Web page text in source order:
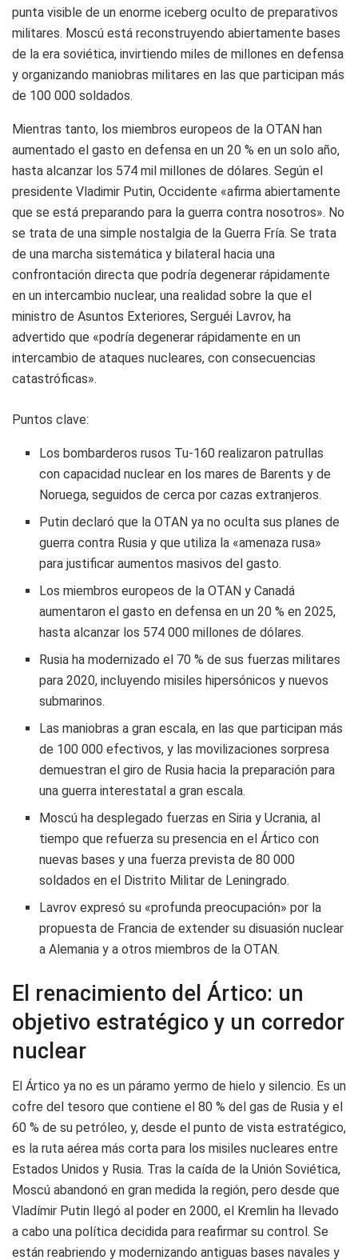
punta visible de un enorme iceberg oculto de preparativos
militares. Moscú está reconstruyendo abiertamente bases
de la era soviética, invirtiendo miles de millones en defensa
y organizando maniobras militares en las que participan más
de 100 000 soldados.
Mientras tanto, los miembros europeos de la OTAN han
aumentado el gasto en defensa en un 20 % en un solo año,
hasta alcanzar los 574 mil millones de dólares. Según el
presidente Vladimir Putin, Occidente «afirma abiertamente
que se está preparando para la guerra contra nosotros». No
se trata de una simple nostalgia de la Guerra Fría. Se trata
de una marcha sistemática y bilateral hacia una
confrontación directa que podría degenerar rápidamente
en un intercambio nuclear, una realidad sobre la que el
ministro de Asuntos Exteriores, Serguéi Lavrov, ha
advertido que «podría degenerar rápidamente en un
intercambio de ataques nucleares, con consecuencias
catastróficas».
Puntos clave:
Los bombarderos rusos Tu-160 realizaron patrullas
con capacidad nuclear en los mares de Barents y de
Noruega, seguidos de cerca por cazas extranjeros.
Putin declaró que la OTAN ya no oculta sus planes de
guerra contra Rusia y que utiliza la «amenaza rusa»
para justificar aumentos masivos del gasto.
Los miembros europeos de la OTAN y Canadá
aumentaron el gasto en defensa en un 20 % en 2025,
hasta alcanzar los 574 000 millones de dólares.
Rusia ha modernizado el 70 % de sus fuerzas militares
para 2020, incluyendo misiles hipersónicos y nuevos
submarinos.
Las maniobras a gran escala, en las que participan más
de 100 000 efectivos, y las movilizaciones sorpresa
demuestran el giro de Rusia hacia la preparación para
una guerra interestatal a gran escala.
Moscú ha desplegado fuerzas en Siria y Ucrania, al
tiempo que refuerza su presencia en el Ártico con
nuevas bases y una fuerza prevista de 80 000
soldados en el Distrito Militar de Leningrado.
Lavrov expresó su «profunda preocupación» por la
propuesta de Francia de extender su disuasión nuclear
a Alemania y a otros miembros de la OTAN.
El renacimiento del Ártico: un
objetivo estratégico y un corredor
nuclear
El Ártico ya no es un páramo yermo de hielo y silencio. Es un
cofre del tesoro que contiene el 80 % del gas de Rusia y el
60 % de su petróleo, y, desde el punto de vista estratégico,
es la ruta aérea más corta para los misiles nucleares entre
Estados Unidos y Rusia. Tras la caída de la Unión Soviética,
Moscú abandonó en gran medida la región, pero desde que
Vladímir Putin llegó al poder en 2000, el Kremlin ha llevado
a cabo una política decidida para reafirmar su control. Se
están reabriendo y modernizando antiguas bases navales y